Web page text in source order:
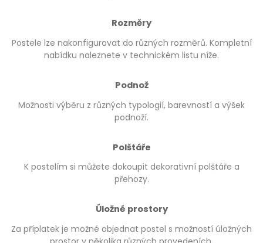
Rozměry
Postele lze nakonfigurovat do různých rozměrů. Kompletní
nabídku naleznete v technickém listu níže.
Podnož
Možnosti výběru z různých typologií, barevností a výšek
podnoží.
Polštáře
K postelím si můžete dokoupit dekorativní polštáře a
přehozy.
Úložné prostory
Za příplatek je možné objednat postel s možností úložných